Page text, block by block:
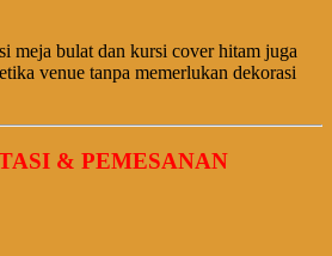
meja bulat dan kursi cover hitam juga
venue tanpa memerlukan dekorasi
& PEMESANAN